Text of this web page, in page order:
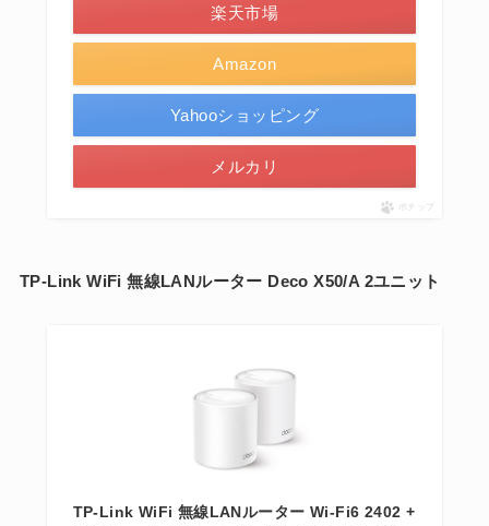
Amazon
楽天市場
Yahooショッピング
メルカリ
ポチップ
TP-Link WiFi 無線LANルーター Deco X50/A 2ユニット
TP-Link WiFi 無線LANルーター Wi-Fi6 2402 +